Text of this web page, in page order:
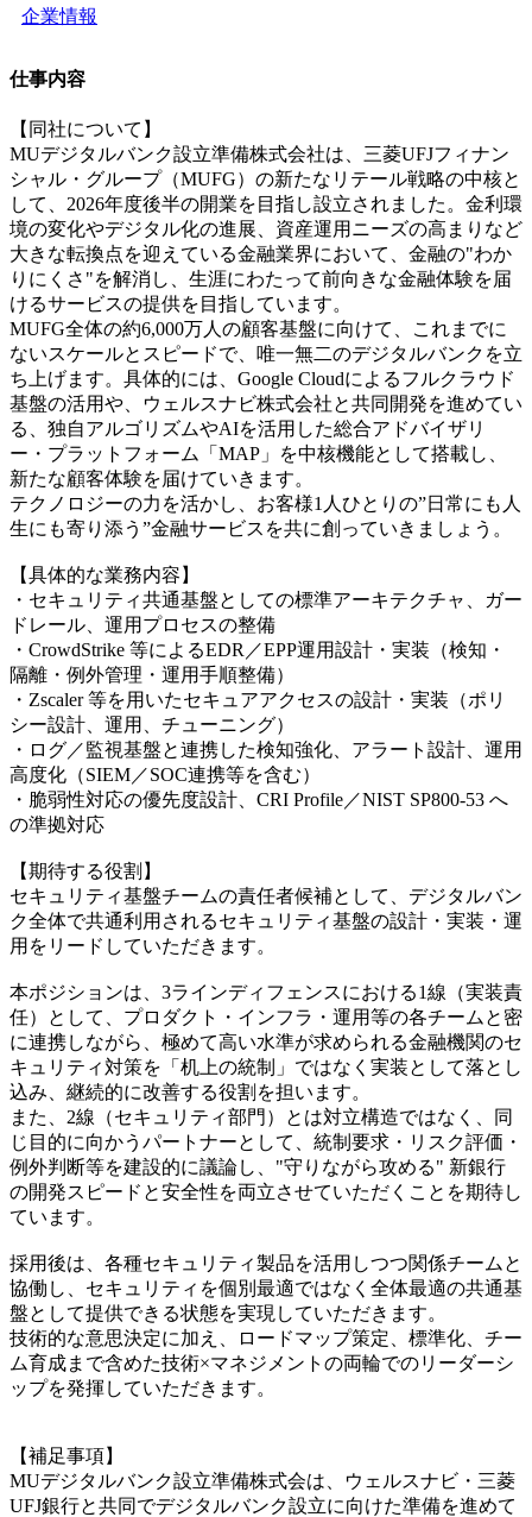
企業情報
仕事内容
【同社について】
MUデジタルバンク設立準備株式会社は、三菱UFJフィナン
シャル・グループ（MUFG）の新たなリテール戦略の中核と
して、2026年度後半の開業を目指し設立されました。金利環
境の変化やデジタル化の進展、資産運用ニーズの高まりなど
大きな転換点を迎えている金融業界において、金融の"わか
りにくさ"を解消し、生涯にわたって前向きな金融体験を届
けるサービスの提供を目指しています。
MUFG全体の約6,000万人の顧客基盤に向けて、これまでに
ないスケールとスピードで、唯一無二のデジタルバンクを立
ち上げます。具体的には、Google Cloudによるフルクラウド
基盤の活用や、ウェルスナビ株式会社と共同開発を進めてい
る、独自アルゴリズムやAIを活用した総合アドバイザリ
ー・プラットフォーム「MAP」を中核機能として搭載し、
新たな顧客体験を届けていきます。
テクノロジーの力を活かし、お客様1人ひとりの”日常にも人
生にも寄り添う”金融サービスを共に創っていきましょう。
【具体的な業務内容】
・セキュリティ共通基盤としての標準アーキテクチャ、ガー
ドレール、運用プロセスの整備
・CrowdStrike 等によるEDR／EPP運用設計・実装（検知・
隔離・例外管理・運用手順整備）
・Zscaler 等を用いたセキュアアクセスの設計・実装（ポリ
シー設計、運用、チューニング）
・ログ／監視基盤と連携した検知強化、アラート設計、運用
高度化（SIEM／SOC連携等を含む）
・脆弱性対応の優先度設計、CRI Profile／NIST SP800-53 へ
の準拠対応
【期待する役割】
セキュリティ基盤チームの責任者候補として、デジタルバン
ク全体で共通利用されるセキュリティ基盤の設計・実装・運
用をリードしていただきます。
本ポジションは、3ラインディフェンスにおける1線（実装責
任）として、プロダクト・インフラ・運用等の各チームと密
に連携しながら、極めて高い水準が求められる金融機関のセ
キュリティ対策を「机上の統制」ではなく実装として落とし
込み、継続的に改善する役割を担います。
また、2線（セキュリティ部門）とは対立構造ではなく、同
じ目的に向かうパートナーとして、統制要求・リスク評価・
例外判断等を建設的に議論し、"守りながら攻める" 新銀行
の開発スピードと安全性を両立させていただくことを期待し
ています。
採用後は、各種セキュリティ製品を活用しつつ関係チームと
協働し、セキュリティを個別最適ではなく全体最適の共通基
盤として提供できる状態を実現していただきます。
技術的な意思決定に加え、ロードマップ策定、標準化、チー
ム育成まで含めた技術×マネジメントの両輪でのリーダーシ
ップを発揮していただきます。
【補足事項】
MUデジタルバンク設立準備株式会は、ウェルスナビ・三菱
UFJ銀行と共同でデジタルバンク設立に向けた準備を進めて